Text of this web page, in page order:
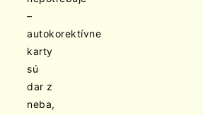
–
autokorektívne
karty
sú
dar z
neba,